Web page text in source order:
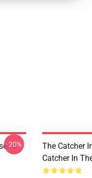
-20%
The Catcher
Catcher In